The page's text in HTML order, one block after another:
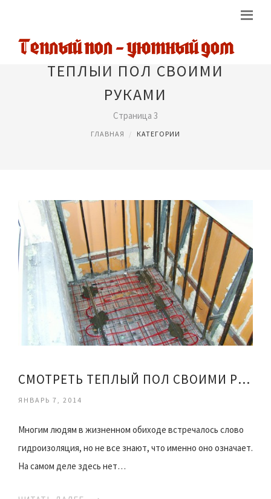
ТЕПЛЫЙ ПОЛ СВОИМИ
РУКАМИ
Страница 3
ГЛАВНАЯ КАТЕГОРИИ
СМОТРЕТЬ ТЕПЛЫЙ ПОЛ СВОИМИ РУКАМИ
ЯНВАРЬ 7, 2014
Многим людям в жизненном обиходе встречалось слово
гидроизоляция, но не все знают, что именно оно означает.
На самом деле здесь нет…